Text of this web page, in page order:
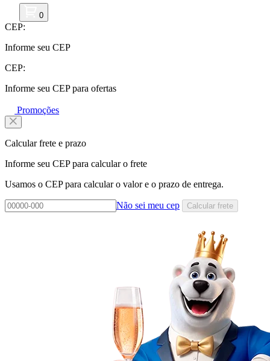
0
CEP:
Informe seu CEP
CEP:
Informe seu CEP para ofertas
Promoções
Calcular frete e prazo
Informe seu CEP para calcular o frete
Usamos o CEP para calcular o valor e o prazo de entrega.
Não sei meu cep Calcular frete